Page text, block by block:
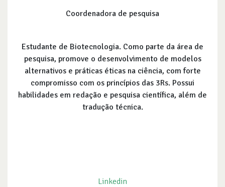
Coordenadora de pesquisa
Estudante de Biotecnologia. Como parte da área de
pesquisa, promove o desenvolvimento de modelos
alternativos e práticas éticas na ciência, com forte
compromisso com os princípios das 3Rs. Possui
habilidades em redação e pesquisa científica, além de
tradução técnica.
Linkedin